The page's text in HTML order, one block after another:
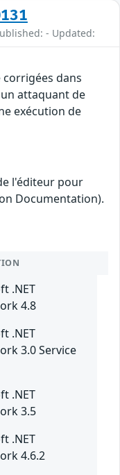
- Updated:
dans
attaquant de
exécution de
l'éditeur pour
Documentation).
.NET
4.8
.NET
3.0 Service
.NET
3.5
.NET
4.6.2